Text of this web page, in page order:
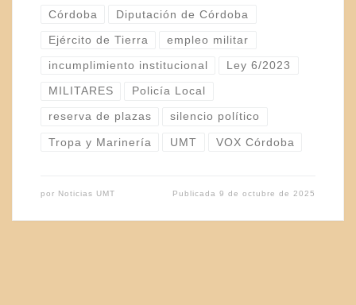
Córdoba Diputación de Córdoba
Ejército de Tierra empleo militar
incumplimiento institucional Ley 6/2023
MILITARES Policía Local
reserva de plazas silencio político
Tropa y Marinería UMT VOX Córdoba
por Noticias UMT Publicada9 de octubre de 2025